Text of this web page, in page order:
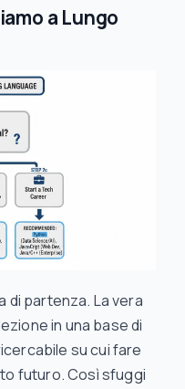
a Lungo
di partenza. La vera
in una base di
su cui fare
futuro. Così sfuggi